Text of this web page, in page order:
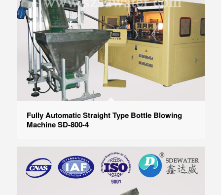
Fully Automatic Straight Type Bottle Blowing
Machine SD-800-4